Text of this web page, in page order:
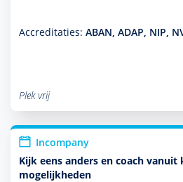
Accreditaties: ABAN, ADAP, NIP,
Plek vrij
Incompany
Kijk eens anders en coach vanuit
mogelijkheden